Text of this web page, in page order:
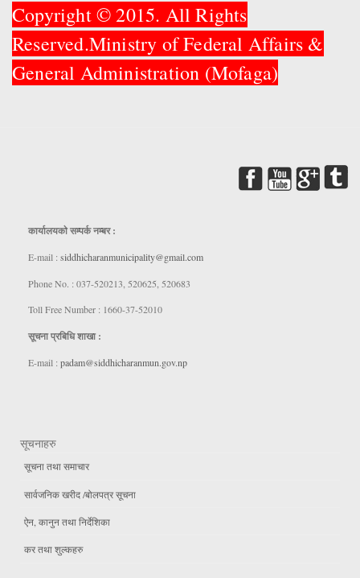
Copyright © 2015. All Rights
Reserved.Ministry of Federal Affairs &
General Administration (Mofaga)
कार्यालयकाे सम्पर्क नम्बर :
E-mail : siddhicharanmunicipality@gmail.com
Phone No. : 037-520213, 520625, 520683
Toll Free Number : 1660-37-52010
सूचना प्रबिधि शाखा :
E-mail : padam@siddhicharanmun.gov.np
सूचनाहरु
सूचना तथा समाचार
सार्वजनिक खरीद /बोलपत्र सूचना
ऐन, कानुन तथा निर्देशिका
कर तथा शुल्कहरु